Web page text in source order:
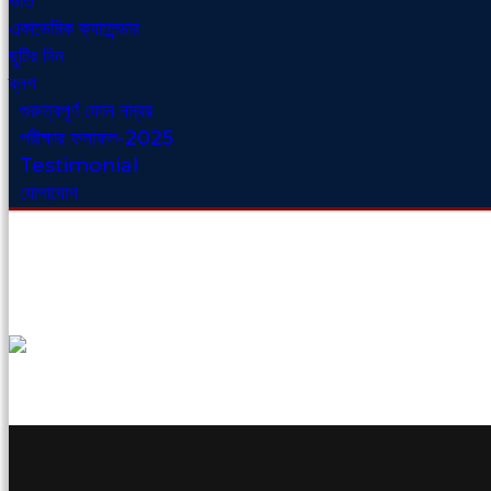
একাডেমিক ক্যালেন্ডার
ছুটির দিন
ব্লগ
গুরুত্বপূর্ণ ফোন নম্বর
পরীক্ষার ফলাফল-2025
Testimonial
যোগাযোগ